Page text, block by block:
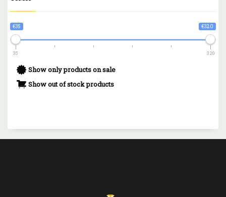
€35 €320
35 320
Show only products on sale
Show out of stock products